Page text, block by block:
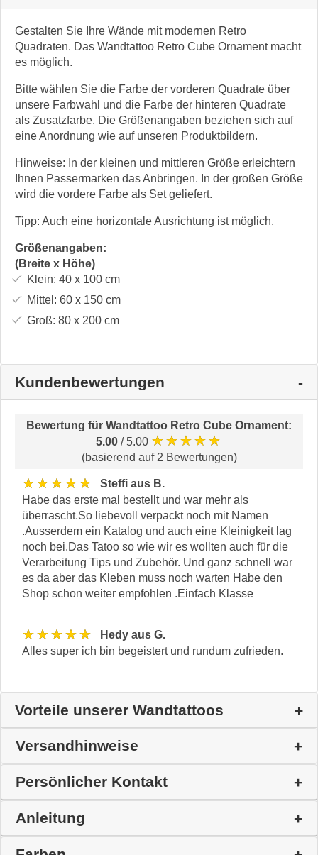
Gestalten Sie Ihre Wände mit modernen Retro
Quadraten. Das Wandtattoo Retro Cube Ornament macht
es möglich.
Bitte wählen Sie die Farbe der vorderen Quadrate über
unsere Farbwahl und die Farbe der hinteren Quadrate
als Zusatzfarbe. Die Größenangaben beziehen sich auf
eine Anordnung wie auf unseren Produktbildern.
Hinweise: In der kleinen und mittleren Größe erleichtern
Ihnen Passermarken das Anbringen. In der großen Größe
wird die vordere Farbe als Set geliefert.
Tipp: Auch eine horizontale Ausrichtung ist möglich.
Größenangaben:
(Breite x Höhe)
Klein: 40 x 100cm
Mittel: 60 x 150cm
Groß: 80 x 200cm
Kundenbewertungen
Bewertung für Wandtattoo Retro Cube Ornament:
5.00 / 5.00 ★★★★★
(basierend auf 2 Bewertungen)
★★★★★
Steffi aus B.
Habe das erste mal bestellt und war mehr als
überrascht.So liebevoll verpackt noch mit Namen
.Ausserdem ein Katalog und auch eine Kleinigkeit lag
noch bei.Das Tatoo so wie wir es wollten auch für die
Verarbeitung Tips und Zubehör. Und ganz schnell war
es da aber das Kleben muss noch warten Habe den
Shop schon weiter empfohlen .Einfach Klasse
★★★★★
Hedy aus G.
Alles super ich bin begeistert und rundum zufrieden.
Vorteile unserer Wandtattoos
Versandhinweise
Persönlicher Kontakt
Anleitung